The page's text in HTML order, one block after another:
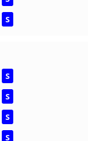
S
S
S
S
S